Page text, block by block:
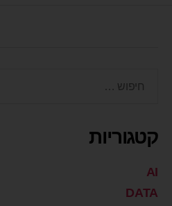
קטגוריות
AI
DATA